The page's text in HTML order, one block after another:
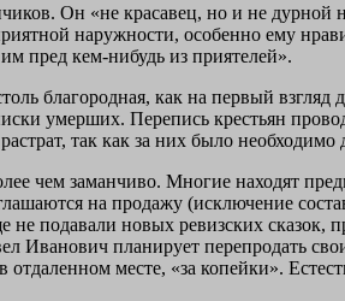
Он «не красавец, но и не дурной
наружности, особенно ему
пред кем-нибудь из приятелей».
благородная, как на первый
умерших. Перепись крестьян
так как за них было
чем заманчиво. Многие находят
на продажу (исключение
подавали новых ревизских
Иванович планирует перепродать
месте, «за копейки».